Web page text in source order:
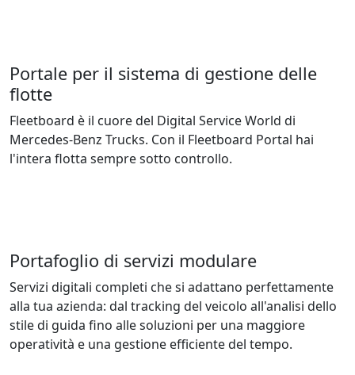
Portale per il sistema di gestione delle
flotte
Fleetboard è il cuore del Digital Service World di
Mercedes-Benz Trucks. Con il Fleetboard Portal hai
l'intera flotta sempre sotto controllo.
Portafoglio di servizi modulare
Servizi digitali completi che si adattano perfettamente
alla tua azienda: dal tracking del veicolo all'analisi dello
stile di guida fino alle soluzioni per una maggiore
operatività e una gestione efficiente del tempo.